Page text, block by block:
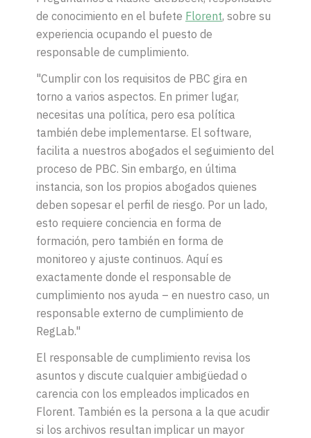
de conocimiento en el bufete Florent, sobre su
experiencia ocupando el puesto de
responsable de cumplimiento.
"Cumplir con los requisitos de PBC gira en
torno a varios aspectos. En primer lugar,
necesitas una política, pero esa política
también debe implementarse. El software,
facilita a nuestros abogados el seguimiento del
proceso de PBC. Sin embargo, en última
instancia, son los propios abogados quienes
deben sopesar el perfil de riesgo. Por un lado,
esto requiere conciencia en forma de
formación, pero también en forma de
monitoreo y ajuste continuos. Aquí es
exactamente donde el responsable de
cumplimiento nos ayuda – en nuestro caso, un
responsable externo de cumplimiento de
RegLab."
El responsable de cumplimiento revisa los
asuntos y discute cualquier ambigüedad o
carencia con los empleados implicados en
Florent. También es la persona a la que acudir
si los archivos resultan implicar un mayor